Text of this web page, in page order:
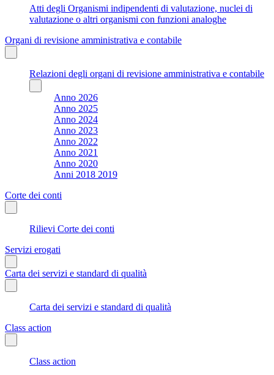
Atti degli Organismi indipendenti di valutazione, nuclei di
valutazione o altri organismi con funzioni analoghe
Organi di revisione amministrativa e contabile
Relazioni degli organi di revisione amministrativa e contabile
Anno 2026
Anno 2025
Anno 2024
Anno 2023
Anno 2022
Anno 2021
Anno 2020
Anni 2018 2019
Corte dei conti
Rilievi Corte dei conti
Servizi erogati
Carta dei servizi e standard di qualità
Carta dei servizi e standard di qualità
Class action
Class action